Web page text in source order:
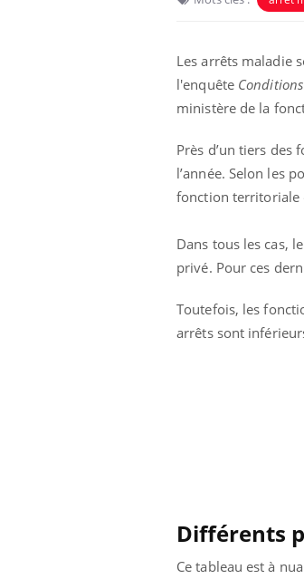
Les arrêts maladie
l'enquête
ministère de la
Près d’un tiers
l’année. Selon les
fonction territoriale
Dans tous les cas,
privé. Pour ces
Toutefois, les
arrêts sont
Différents
Ce tableau est à